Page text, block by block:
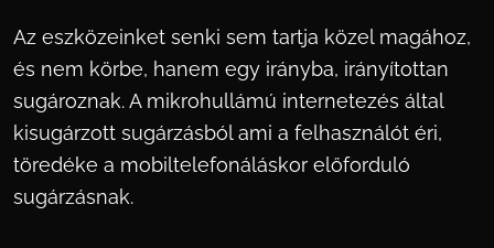
Az eszközeinket senki sem tartja közel magához,
és nem körbe, hanem egy irányba, irányítottan
sugároznak. A mikrohullámú internetezés által
kisugárzott sugárzásból ami a felhasználót éri,
töredéke a mobiltelefonáláskor előforduló
sugárzásnak.